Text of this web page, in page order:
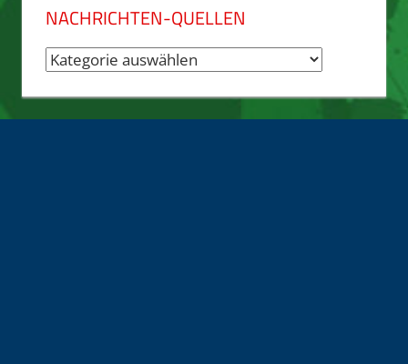
NACHRICHTEN-QUELLEN
Nachrichten-